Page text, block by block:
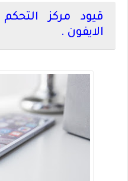
قيود مركز التحكم
الايفون .